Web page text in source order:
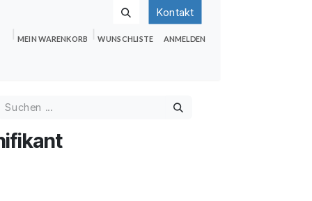
Kontakt
MEIN WARENKORB WUNSCHLISTE ANMELDEN